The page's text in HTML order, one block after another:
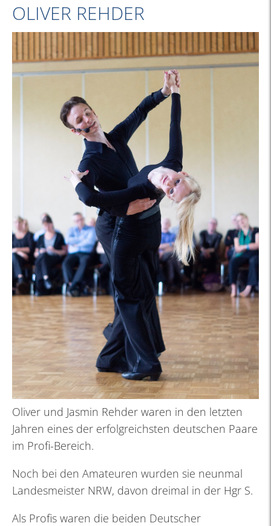
OLIVER REHDER
Oliver und Jasmin Rehder waren in den letzten
Jahren eines der erfolgreichsten deutschen Paare
im Profi-Bereich.
Noch bei den Amateuren wurden sie neunmal
Landesmeister NRW, davon dreimal in der Hgr S.
Als Profis waren die beiden Deutscher